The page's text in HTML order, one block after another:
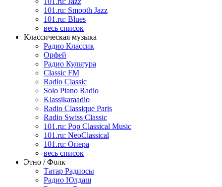
101.ru: Smooth Jazz
101.ru: Blues
весь список
Классическая музыка
Радио Классик
Орфей
Радио Культура
Classic FM
Radio Classic
Solo Piano Radio
Klassikaraadio
Radio Classique Paris
Radio Swiss Classic
101.ru: Pop Classical Music
101.ru: NeoClassical
101.ru: Опера
весь список
Этно / Фолк
Татар Радиосы
Радио Юлдаш